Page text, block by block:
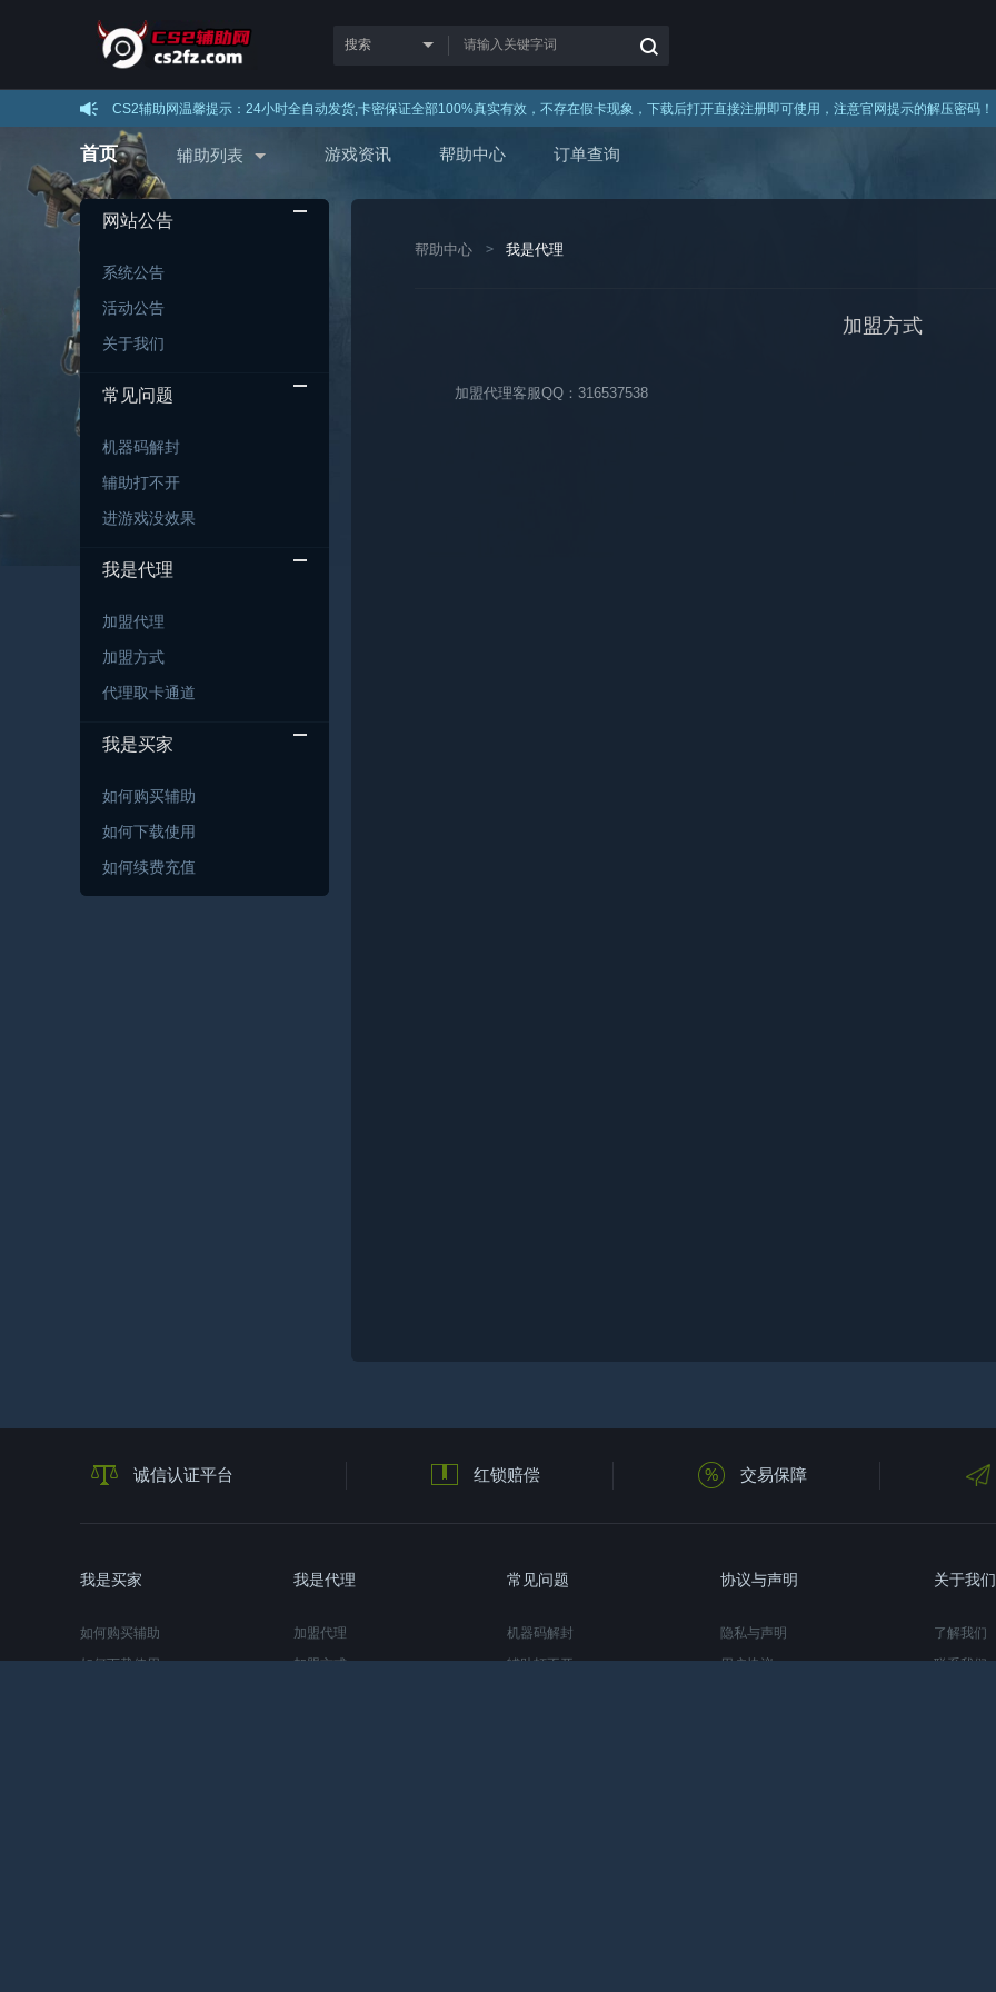
CS2辅助网温馨提示：24小时全自动发货,卡密保证全部100%真实有效，不存在假卡现象，下载后打开直接注册即可使用，注意官网提示的解压密码！
首页 辅助列表 游戏资讯 帮助中心 订单查询
网站公告
系统公告
活动公告
关于我们
常见问题
机器码解封
辅助打不开
进游戏没效果
我是代理
加盟代理
加盟方式
代理取卡通道
我是买家
如何购买辅助
如何下载使用
如何续费充值
帮助中心 我是代理
加盟方式
加盟代理客服QQ：316537538
诚信认证平台 红锁赔偿 交易保障
我是买家
如何购买辅助
如何下载使用
我是代理
加盟代理
加盟方式
常见问题
机器码解封
辅助打不开
协议与声明
隐私与声明
用户协议
关于我们
了解我们
联系我们